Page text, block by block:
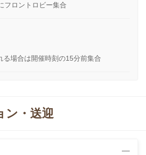
フロントロビー集合
る場合は開催時刻の15分前集合
ン・送迎